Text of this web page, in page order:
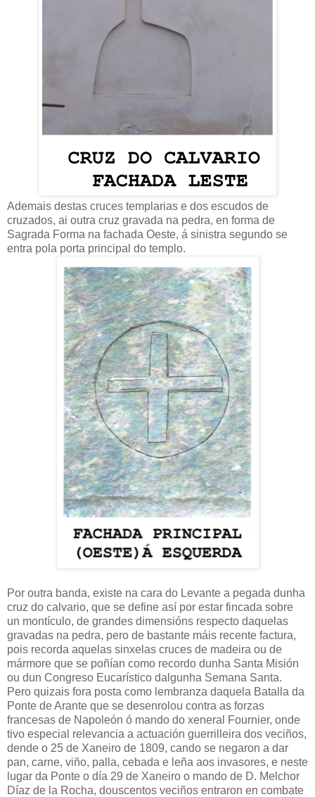
Ademais destas cruces templarias e dos escudos de
cruzados, ai outra cruz gravada na pedra, en forma de
Sagrada Forma na fachada Oeste, á sinistra segundo se
entra pola porta principal do templo.
Por outra banda, existe na cara do Levante a pegada dunha
cruz do calvario, que se define así por estar fincada sobre
un montículo, de grandes dimensións respecto daquelas
gravadas na pedra, pero de bastante máis recente factura,
pois recorda aquelas sinxelas cruces de madeira ou de
mármore que se poñían como recordo dunha Santa Misión
ou dun Congreso Eucarístico dalgunha Semana Santa.
Pero quizais fora posta como lembranza daquela Batalla da
Ponte de Arante que se desenrolou contra as forzas
francesas de Napoleón ó mando do xeneral Fournier, onde
tivo especial relevancia a actuación guerrilleira dos veciños,
dende o 25 de Xaneiro de 1809, cando se negaron a dar
pan, carne, viño, palla, cebada e leña aos invasores, e neste
lugar da Ponte o día 29 de Xaneiro o mando de D. Melchor
Díaz de la Rocha, douscentos veciños entraron en combate